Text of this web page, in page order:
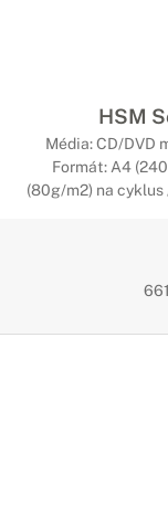
HSM
Média: CD/DVD
Formát: A4
(80g/m2) na cyklus